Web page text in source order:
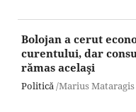
Bolojan a cerut
curentului, dar
rămas acelaşi
Politică/Marius Mataragis